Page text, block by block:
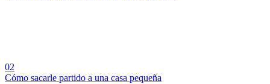
02
Cómo sacarle partido a una casa pequeña